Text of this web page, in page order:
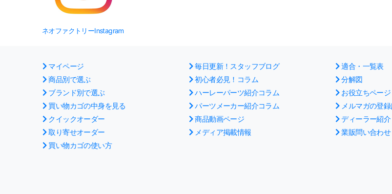
ネオファクトリーInstagram
マイページ
商品別で選ぶ
ブランド別で選ぶ
買い物カゴの中身を見る
クイックオーダー
取り寄せオーダー
買い物カゴの使い方
毎日更新！スタッフブログ
初心者必見！コラム
ハーレーパーツ紹介コラム
パーツメーカー紹介コラム
商品動画ページ
メディア掲載情報
適合・一覧表
分解図
お役立ちページ
メルマガの登
ディーラー紹介
業販問い合わせ